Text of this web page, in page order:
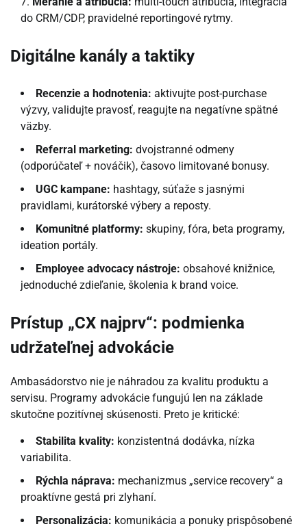
do CRM/CDP, pravidelné reportingové rytmy.
Digitálne kanály a taktiky
Recenzie a hodnotenia: aktivujte post-purchase
výzvy, validujte pravosť, reagujte na negatívne spätné
väzby.
Referral marketing: dvojstranné odmeny
(odporúčateľ + nováčik), časovo limitované bonusy.
UGC kampane: hashtagy, súťaže s jasnými
pravidlami, kurátorské výbery a reposty.
Komunitné platformy: skupiny, fóra, beta programy,
ideation portály.
Employee advocacy nástroje: obsahové knižnice,
jednoduché zdieľanie, školenia k brand voice.
Prístup „CX najprv“: podmienka
udržateľnej advokácie
Ambasádorstvo nie je náhradou za kvalitu produktu a
servisu. Programy advokácie fungujú len na základe
skutočne pozitívnej skúsenosti. Preto je kritické:
Stabilita kvality: konzistentná dodávka, nízka
variabilita.
Rýchla náprava: mechanizmus „service recovery“ a
proaktívne gestá pri zlyhaní.
Personalizácia: komunikácia a ponuky prispôsobené